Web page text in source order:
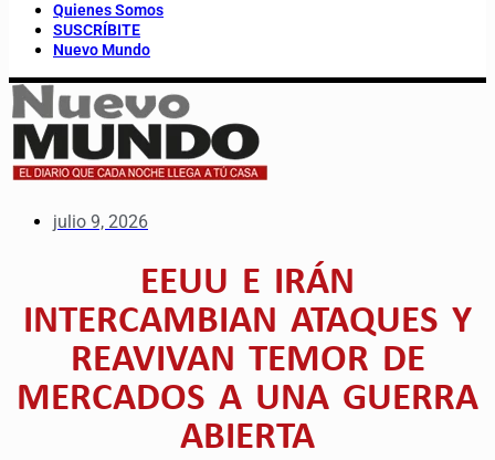
Quienes Somos
SUSCRÍBITE
Nuevo Mundo
julio 9, 2026
EEUU E IRÁN
INTERCAMBIAN ATAQUES Y
REAVIVAN TEMOR DE
MERCADOS A UNA GUERRA
ABIERTA